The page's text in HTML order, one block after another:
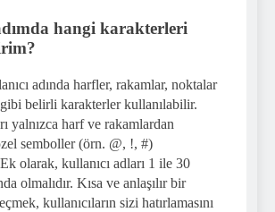
hangi karakterleri
adında harfler, rakamlar, noktalar
belirli karakterler kullanılabilir.
yalnızca harf ve rakamlardan
semboller (örn. @, !, #)
olarak, kullanıcı adları 1 ile 30
olmalıdır. Kısa ve anlaşılır bir
kullanıcıların sizi hatırlamasını